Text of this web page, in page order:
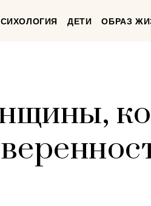
ДЕТИ ОБРАЗ